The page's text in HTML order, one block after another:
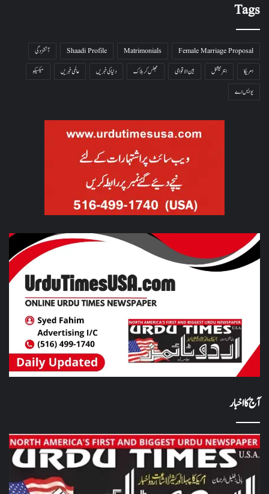
Tags
Female Marriage Proposal
Matrimonials
Shaadi Profile
آتشزدگی
امریکا
انٹرنیشنل بین الاقوامی جھلس کر ہلاک دنیا کی خبریں عالمی خبریں
میکسیکو
یو ایس اے
آج کا اخبار